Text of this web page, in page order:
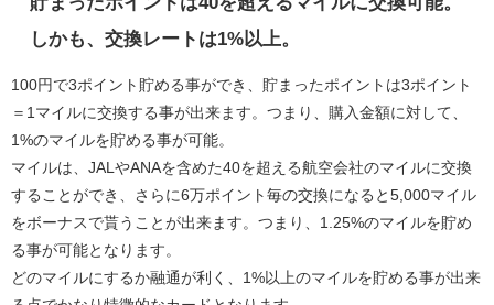
しかも、交換レートは1%以上。
100円で3ポイント貯める事ができ、貯まったポイントは3ポイント
＝1マイルに交換する事が出来ます。つまり、購入金額に対して、
1%のマイルを貯める事が可能。
マイルは、JALやANAを含めた40を超える航空会社のマイルに交換
することができ、さらに6万ポイント毎の交換になると5,000マイル
をボーナスで貰うことが出来ます。つまり、1.25%のマイルを貯め
る事が可能となります。
どのマイルにするか融通が利く、1%以上のマイルを貯める事が出来